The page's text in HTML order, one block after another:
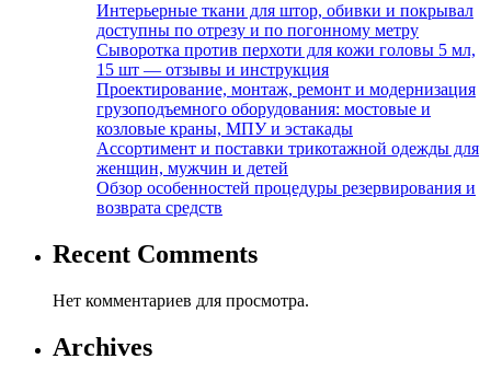
Интерьерные ткани для штор, обивки и покрывал
доступны по отрезу и по погонному метру
Сыворотка против перхоти для кожи головы 5 мл,
15 шт — отзывы и инструкция
Проектирование, монтаж, ремонт и модернизация
грузоподъемного оборудования: мостовые и
козловые краны, МПУ и эстакады
Ассортимент и поставки трикотажной одежды для
женщин, мужчин и детей
Обзор особенностей процедуры резервирования и
возврата средств
Recent Comments
Нет комментариев для просмотра.
Archives